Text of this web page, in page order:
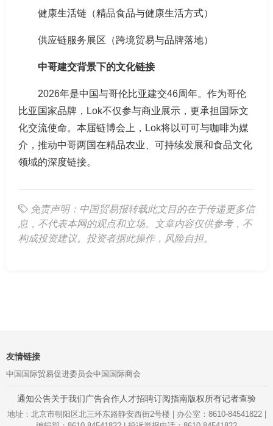
健康生活链（精品食品与健康生活方式）
供应链服务展区（跨境贸易与品牌落地）
中哥建交背景下的文化链接
2026年是中国与哥伦比亚建交46周年。作为哥伦
比亚国家品牌，Lok不仅参与商业展示，更承担国际文
化交流使命。本届链博会上，Lok将以可可与咖啡为媒
介，推动中哥两国在精品农业、可持续发展和食品文化
领域的深度链接。
免责声明：中国贸易报转载此文目的在于传递更多信
息，不代表本网的观点和立场。文章内容仅供参考，不
构成投资建议。投资者据此操作，风险自担。
友情链接
中国国际贸易促进委员会中国国际商会
通知公告关于我们广告合作人才招聘订阅指南版权所有记者查验
地址：北京市朝阳区北三环东路静安西街2号楼 | 办公室：8610-84541822 |